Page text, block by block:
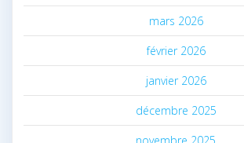
mars 2026
février 2026
janvier 2026
décembre 2025
novembre 2025